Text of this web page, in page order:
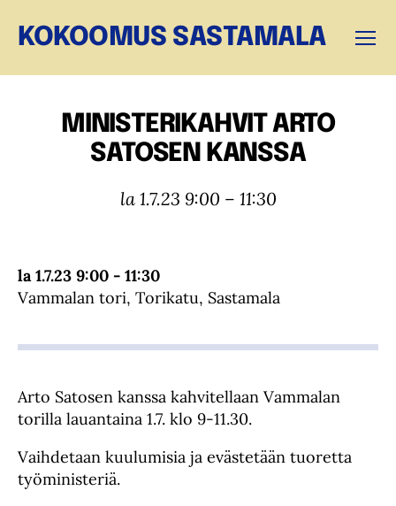
KOKOOMUS SASTAMALA
MINISTERIKAHVIT ARTO
SATOSEN KANSSA
la 1.7.23 9:00 – 11:30
la 1.7.23 9:00 - 11:30
Vammalan tori, Torikatu, Sastamala
Arto Satosen kanssa kahvitellaan Vammalan
torilla lauantaina 1.7. klo 9-11.30.
Vaihdetaan kuulumisia ja evästetään tuoretta
työministeriä.